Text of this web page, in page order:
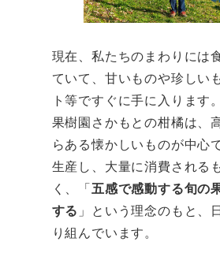
現在、私たちのまわりには
ていて、甘いものや珍しい
ト等ですぐに手に入ります。
果樹園さかもとの柑橘は、
らある懐かしいものが中心
生産し、大量に消費される
く、「五感で感動する旬の
する 」という理念のもと、
り組んでいます。